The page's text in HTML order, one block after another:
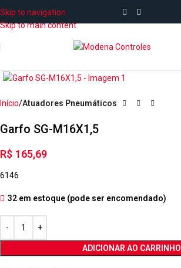
Skip to navigation
Skip to main content
Início Atuadores Pneumáticos
Garfo SG-M16X1,5
R$ 165,69
6146
32 em estoque (pode ser encomendado)
ADICIONAR AO CARRINHO